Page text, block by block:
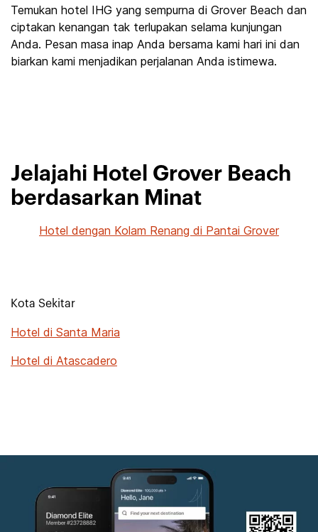
Temukan hotel IHG yang sempurna di Grover Beach dan
ciptakan kenangan tak terlupakan selama kunjungan
Anda. Pesan masa inap Anda bersama kami hari ini dan
biarkan kami menjadikan perjalanan Anda istimewa.
Jelajahi Hotel Grover Beach
berdasarkan Minat
Hotel dengan Kolam Renang di Pantai Grover
Kota Sekitar
Hotel di Santa Maria
Hotel di Atascadero